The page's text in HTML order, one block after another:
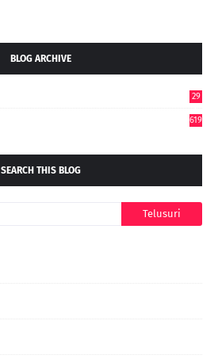
BLOG ARCHIVE
29
619
SEARCH THIS BLOG